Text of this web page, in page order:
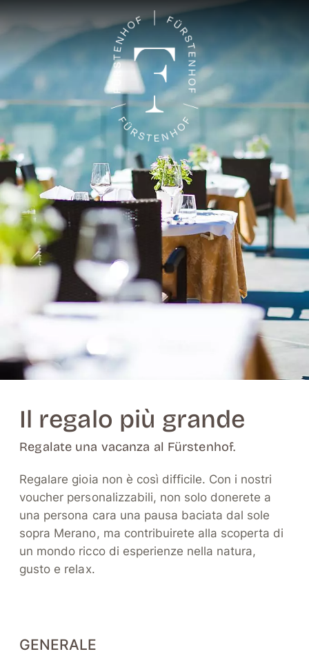
Il regalo più grande
Regalate una vacanza al Fürstenhof.
Regalare gioia non è così difficile. Con i nostri
voucher personalizzabili, non solo donerete a
una persona cara una pausa baciata dal sole
sopra Merano, ma contribuirete alla scoperta di
un mondo ricco di esperienze nella natura,
gusto e relax.
GENERALE